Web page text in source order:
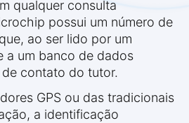
qualquer consulta
possui um número de
ao ser lido por um
a um banco de dados
contato do tutor.
GPS ou das tradicionais
a identificação